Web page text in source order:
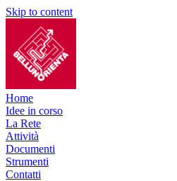
Skip to content
Home
Idee in corso
La Rete
Attività
Documenti
Strumenti
Contatti